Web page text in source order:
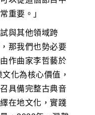
重要。」
與其他領域跨
那我們也勢必要
作曲家李哲藝於
化為核心價值，
具備完整古典音
在地文化，實踐